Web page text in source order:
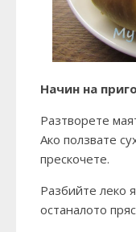
Начин на
Разтворете
Ако ползвате
прескочете.
Разбийте леко
останалото